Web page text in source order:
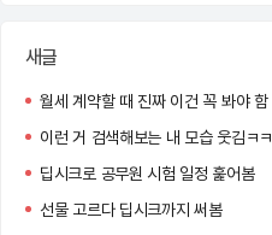
새글
월세 계약할 때 진짜 이건 꼭 봐야 함
이런 거 검색해보는 내 모습 웃김ㅋㅋ
딥시크로 공무원 시험 일정 훑어봄
선물 고르다 딥시크까지 써봄